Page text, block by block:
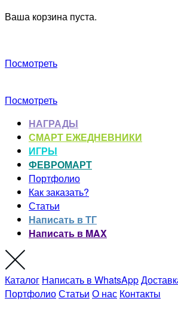
Ваша корзина пуста.
Посмотреть
Посмотреть
НАГРАДЫ
СМАРТ ЕЖЕДНЕВНИКИ
ИГРЫ
ФЕВРОМАРТ
Портфолио
Как заказать?
Статьи
Написать в ТГ
Написать в MAX
Каталог Написать в WhatsApp
ПортфолиоСтатьи О нас Контакты